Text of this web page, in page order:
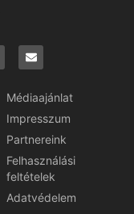
Médiaajánlat
Impresszum
Partnereink
Felhasználási
feltételek
Adatvédelem